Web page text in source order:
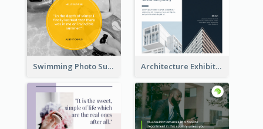
Swimming Photo Summer Quote Facebook Post Architecture Exhibition Facebook Post